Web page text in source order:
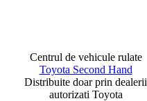
Centrul de vehicule rulate
Toyota Second Hand
Distribuite doar prin dealerii
autorizati Toyota